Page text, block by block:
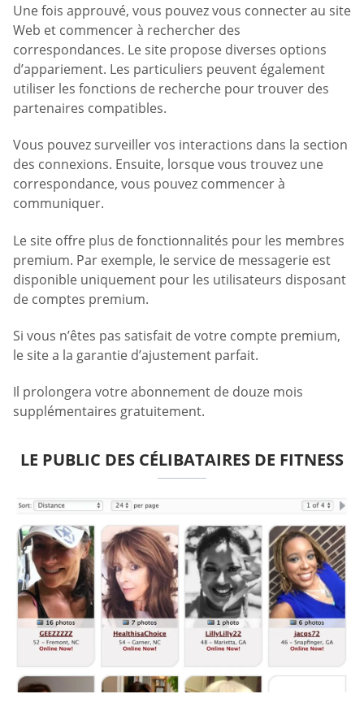
Une fois approuvé, vous pouvez vous connecter au site
Web et commencer à rechercher des
correspondances. Le site propose diverses options
d’appariement. Les particuliers peuvent également
utiliser les fonctions de recherche pour trouver des
partenaires compatibles.
Vous pouvez surveiller vos interactions dans la section
des connexions. Ensuite, lorsque vous trouvez une
correspondance, vous pouvez commencer à
communiquer.
Le site offre plus de fonctionnalités pour les membres
premium. Par exemple, le service de messagerie est
disponible uniquement pour les utilisateurs disposant
de comptes premium.
Si vous n’êtes pas satisfait de votre compte premium,
le site a la garantie d’ajustement parfait.
Il prolongera votre abonnement de douze mois
supplémentaires gratuitement.
LE PUBLIC DES CÉLIBATAIRES DE FITNESS